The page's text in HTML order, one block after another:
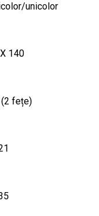
unicolor
140
(2 fețe)